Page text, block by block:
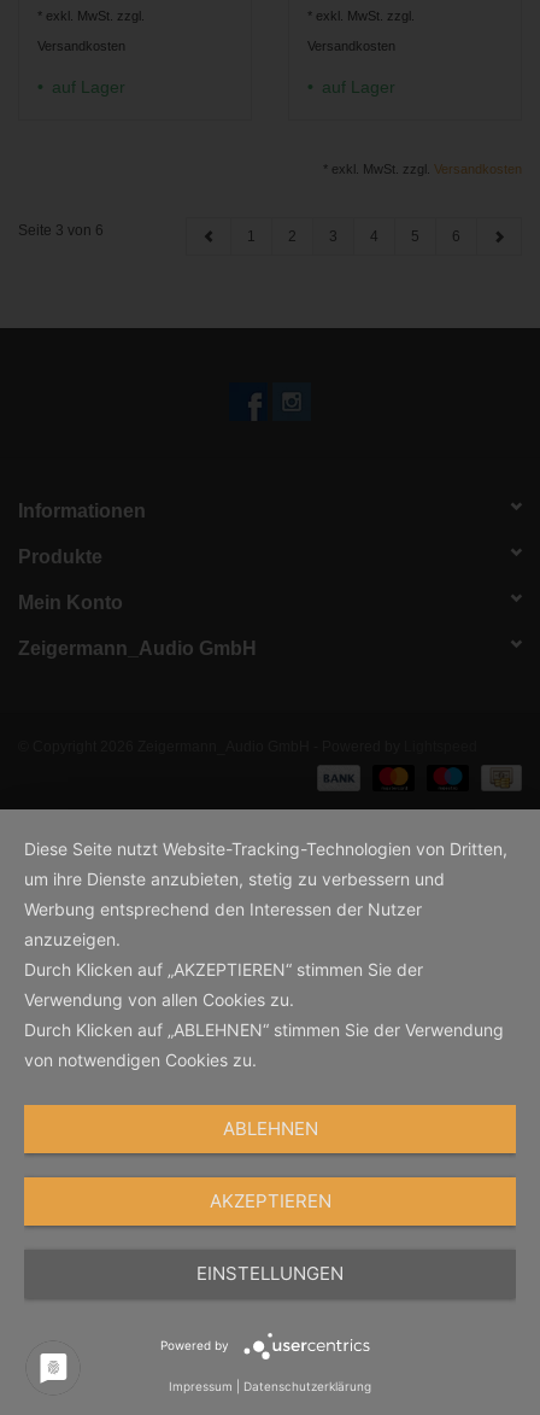
* exkl. MwSt. zzgl.
Versandkosten
auf Lager
* exkl. MwSt. zzgl.
Versandkosten
auf Lager
* exkl. MwSt. zzgl. Versandkosten
Seite 3 von 6 1 2 3 4 5 6
Informationen
Produkte
Mein Konto
Zeigermann_Audio GmbH
Diese Seite nutzt Website-Tracking-Technologien von Dritten,
um ihre Dienste anzubieten, stetig zu verbessern und
Werbung entsprechend den Interessen der Nutzer
anzuzeigen.
Durch Klicken auf „AKZEPTIEREN“ stimmen Sie der
Verwendung von allen Cookies zu.
Durch Klicken auf „ABLEHNEN“ stimmen Sie der Verwendung
von notwendigen Cookies zu.
ABLEHNEN
AKZEPTIEREN
EINSTELLUNGEN
Powered by
Impressum Datenschutzerklärung